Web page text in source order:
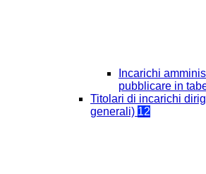
Incarichi
pubblicare in
Titolari di incarichi
generali) 12